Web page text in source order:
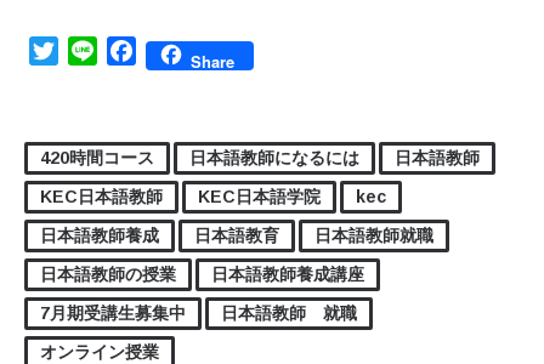
TwitterLine FacebookShare
420時間コース 日本語教師になるには
日本語教師
KEC日本語教師
KEC日本語学院
kec
日本語教師養成
日本語教育
日本語教師就職
日本語教師の授業
日本語教師養成講座
7月期受講生募集中
日本語教師 就職
オンライン授業